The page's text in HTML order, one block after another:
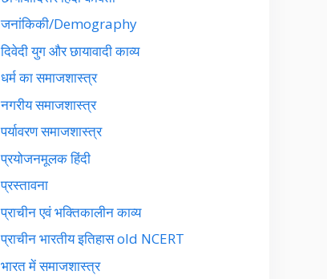
जनांकिकी/Demography
दिवेदी युग और छायावादी काव्य
धर्म का समाजशास्त्र
नगरीय समाजशास्त्र
पर्यावरण समाजशास्त्र
प्रयोजनमूलक हिंदी
प्रस्तावना
प्राचीन एवं भक्तिकालीन काव्य
प्राचीन भारतीय इतिहास old NCERT
भारत में समाजशास्त्र